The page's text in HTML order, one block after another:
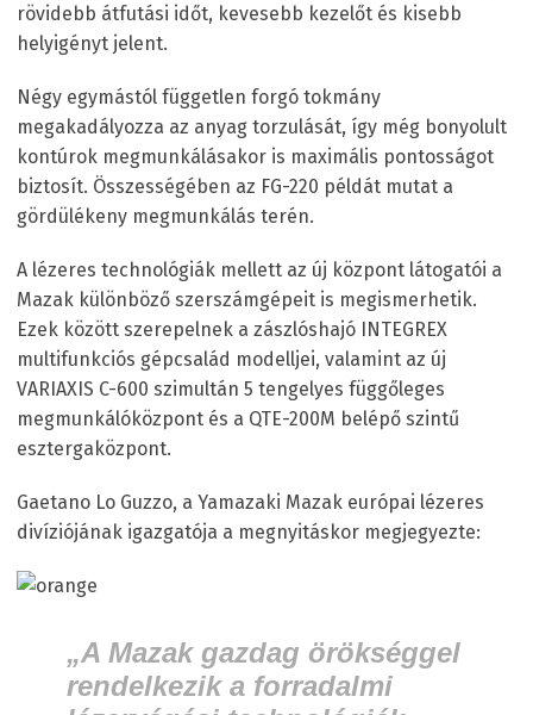
rövidebb átfutási időt, kevesebb kezelőt és kisebb
helyigényt jelent.
Négy egymástól független forgó tokmány
megakadályozza az anyag torzulását, így még bonyolult
kontúrok megmunkálásakor is maximális pontosságot
biztosít. Összességében az FG-220 példát mutat a
gördülékeny megmunkálás terén.
A lézeres technológiák mellett az új központ látogatói a
Mazak különböző szerszámgépeit is megismerhetik.
Ezek között szerepelnek a zászlóshajó INTEGREX
multifunkciós gépcsalád modelljei, valamint az új
VARIAXIS C-600 szimultán 5 tengelyes függőleges
megmunkálóközpont és a QTE-200M belépő szintű
esztergaközpont.
Gaetano Lo Guzzo, a Yamazaki Mazak európai lézeres
divíziójának igazgatója a megnyitáskor megjegyezte:
„A Mazak gazdag örökséggel
rendelkezik a forradalmi